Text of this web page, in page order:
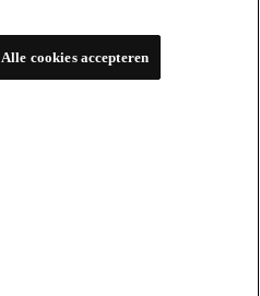
Alle cookies accepteren